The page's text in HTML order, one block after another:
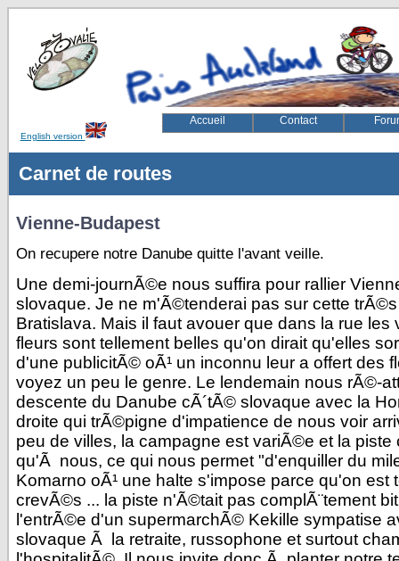
English version
Accueil Contact
Carnet de routes
Vienne-Budapest
On recupere notre Danube quitte l'avant veille.
Une demi-journÃ©e nous suffira pour rallier
slovaque. Je ne m'Ã©tenderai pas sur cette
Bratislava. Mais il faut avouer que dans la rue les
fleurs sont tellement belles qu'on dirait qu'elles
d'une publicitÃ© oÃ¹ un inconnu leur a offert des
voyez un peu le genre. Le lendemain nous rÃ©-
descente du Danube cÃ´tÃ© slovaque avec la
droite qui trÃ©pigne d'impatience de nous voir
peu de villes, la campagne est variÃ©e et la piste
qu'Ã nous, ce qui nous permet "d'enquiller du
Komarno oÃ¹ une halte s'impose parce qu'on est
crevÃ©s ... la piste n'Ã©tait pas complÃ¨tement
l'entrÃ©e d'un supermarchÃ© Kekille sympatise
slovaque Ã la retraite, russophone et surtout